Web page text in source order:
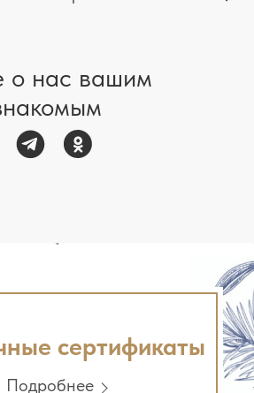
о нас вашим
сертификаты
Подробнее